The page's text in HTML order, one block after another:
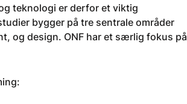
teknologi er derfor et viktig
bygger på tre sentrale områder
og design. ONF har et særlig fokus på